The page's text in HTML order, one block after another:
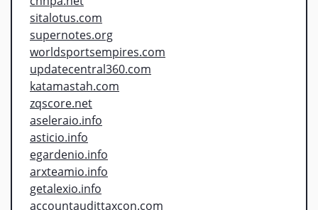
sitalotus.com
supernotes.org
worldsportsempires.com
updatecentral360.com
katamastah.com
zqscore.net
aseleraio.info
asticio.info
egardenio.info
arxteamio.info
getalexio.info
accountaudittaxcon.com